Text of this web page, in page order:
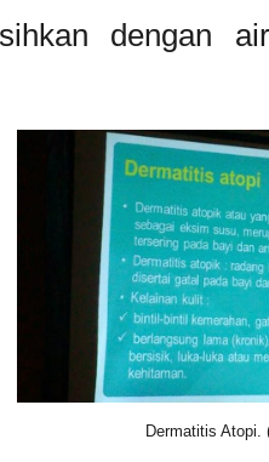
dengan
Dermatitis Atopi.